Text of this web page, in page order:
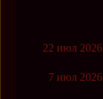
22 июл 2026
7 июл 2026